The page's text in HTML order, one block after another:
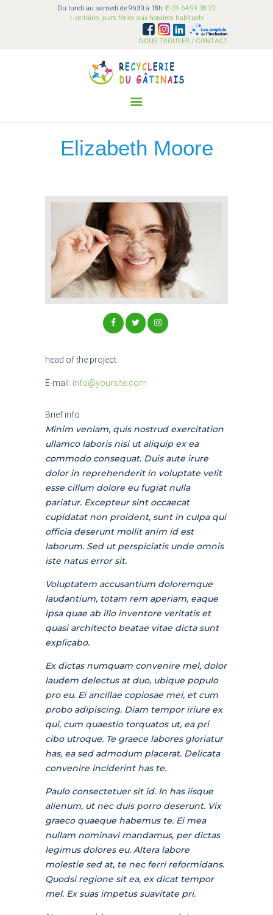
Du lundi au samedi de 9h30 à 18h ✆ 01 64 99 38 22
+ certains jours fériés aux horaires habituels
NOUS TROUVER / CONTACT
Elizabeth Moore
Recyclerie du Gâtinais
Ensemble on est plus fort !
QUI SOMMES-NOUS?
COLLECTER
SENSIBILISER
BÉNÉVOLAT
head of the project
E-mail: info@yoursite.com
Brief info
Minim veniam, quis nostrud exercitation
ullamco laboris nisi ut aliquip ex ea
commodo consequat. Duis aute irure
dolor in reprehenderit in voluptate velit
esse cillum dolore eu fugiat nulla
pariatur. Excepteur sint occaecat
cupidatat non proident, sunt in culpa qui
officia deserunt mollit anim id est
laborum. Sed ut perspiciatis unde omnis
iste natus error sit.
Voluptatem accusantium doloremque
laudantium, totam rem aperiam, eaque
ipsa quae ab illo inventore veritatis et
quasi architecto beatae vitae dicta sunt
explicabo.
Ex dictas numquam convenire mel, dolor
laudem delectus at duo, ubique populo
pro eu. Ei ancillae copiosae mei, et cum
probo adipiscing. Diam tempor iriure ex
qui, cum quaestio torquatos ut, ea pri
cibo utroque. Te graece labores gloriatur
has, ea sed admodum placerat. Delicata
convenire inciderint has te.
Paulo consectetuer sit id. In has iisque
alienum, ut nec duis porro deserunt. Vix
graeco quaeque habemus te. Ei mea
nullam nominavi mandamus, per dictas
legimus dolores eu. Altera labore
molestie sed at, te nec ferri reformidans.
Quodsi regione sit ea, ex dicat tempor
mel. Ex suas impetus suavitate pri.